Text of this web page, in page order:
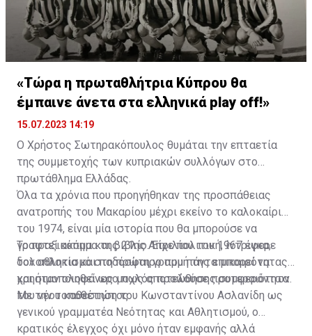
«Τώρα η πρωταθλήτρια Κύπρου θα
έμπαινε άνετα στα ελληνικά play off!»
15.07.2023 14:19
Ο Χρήστος Σωτηρακόπουλος θυμάται την επταετία
της συμμετοχής των κυπριακών συλλόγων στο
πρωτάθλημα Ελλάδας.
Όλα τα χρόνια που προηγήθηκαν της προσπάθειας
ανατροπής του Μακαρίου μέχρι εκείνο το καλοκαίρι
του 1974, είναι μία ιστορία που θα μπορούσε να
γραφτεί ακόμα και βιβλίο. Είχε πολιτική, ίντριγκα,
δολοπλοκία και ποδόσφαιρο που πάντα μπορεί να
χρησιμοποιηθεί ως μοχλός προώθησης συμφερόντων.
Το πραξικόπημα της 21ης Απριλίου του 1967 έφερε
τον αθλητισμό στη πρώτη γραμμή της επικαιρότητας
και ήταν ολοφάνερο πως αποτελούσε προτεραιότητα
του νέου καθεστώτος.
Με την τοποθέτηση του Κωνσταντίνου Ασλανίδη ως
γενικού γραμματέα Νεότητας και Αθλητισμού, ο
κρατικός έλεγχος όχι μόνο ήταν εμφανής αλλά